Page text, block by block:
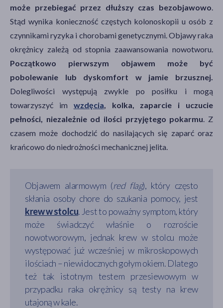
może przebiegać przez dłuższy czas bezobjawowo
Stąd wynika konieczność częstych kolonoskopii u osób z
czynnikami ryzyka i chorobami genetycznymi. Objawy raka
okrężnicy zależą od stopnia zaawansowania nowotworu.
Początkowo pierwszym objawem może być
pobolewanie lub dyskomfort w jamie brzusznej.
Dolegliwości występują zwykle po posiłku i mogą
towarzyszyć im
wzdęcia , kolka, zaparcie i uczucie
pełności, niezależnie od ilości przyjętego pokarmu . Z
czasem może dochodzić do nasilających się zaparć oraz
krańcowo do niedrożności mechanicznej jelita.
Objawem alarmowym (red flag), który często
skłania osoby chore do szukania pomocy, jest
krew w stolcu. Jest to poważny symptom, który
może świadczyć właśnie o rozroście
nowotworowym, jednak krew w stolcu może
występować już wcześniej w mikroskopowych
ilościach – niewidocznych gołym okiem. Dlatego
też tak istotnym testem przesiewowym w
przypadku raka okrężnicy są testy na krew
utajoną w kale.